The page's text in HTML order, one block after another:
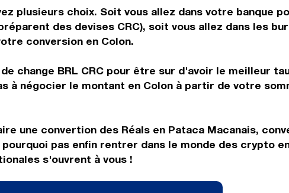
plusieurs choix. Soit vous allez dans votre banque
des devises CRC), soit vous allez dans les
conversion en Colon.
change BRL CRC pour être sur d'avoir le meilleur
à négocier le montant en Colon à partir de votre
une convertion des Réals en Pataca Macanais,
pas enfin rentrer dans le monde des crypto
s'ouvrent à vous !